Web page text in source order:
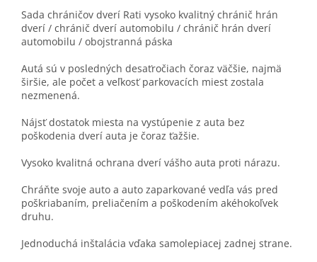
Sada chráničov dverí Rati vysoko kvalitný chránič hrán
dverí / chránič dverí automobilu / chránič hrán dverí
automobilu / obojstranná páska
Autá sú v posledných desaťročiach čoraz väčšie, najmä
širšie, ale počet a veľkosť parkovacích miest zostala
nezmenená.
Nájsť dostatok miesta na vystúpenie z auta bez
poškodenia dverí auta je čoraz ťažšie.
Vysoko kvalitná ochrana dverí vášho auta proti nárazu.
Chráňte svoje auto a auto zaparkované vedľa vás pred
poškriabaním, preliačením a poškodením akéhokoľvek
druhu.
Jednoduchá inštalácia vďaka samolepiacej zadnej strane.